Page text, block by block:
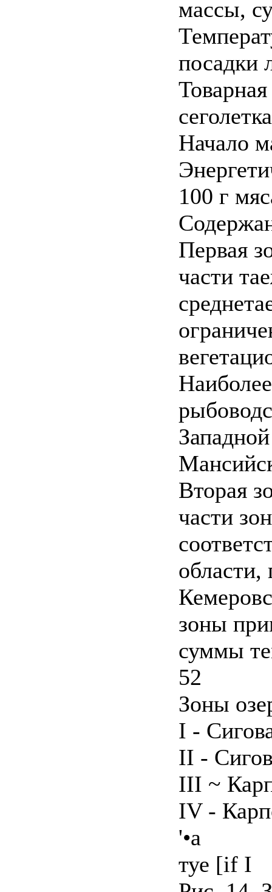
массы,
посадки
Начало
100 г
Первая
части
Вторая
части
области,
зоны
суммы
52
Зоны
I -
II -
III ~
IV -
'•а
туе [if I